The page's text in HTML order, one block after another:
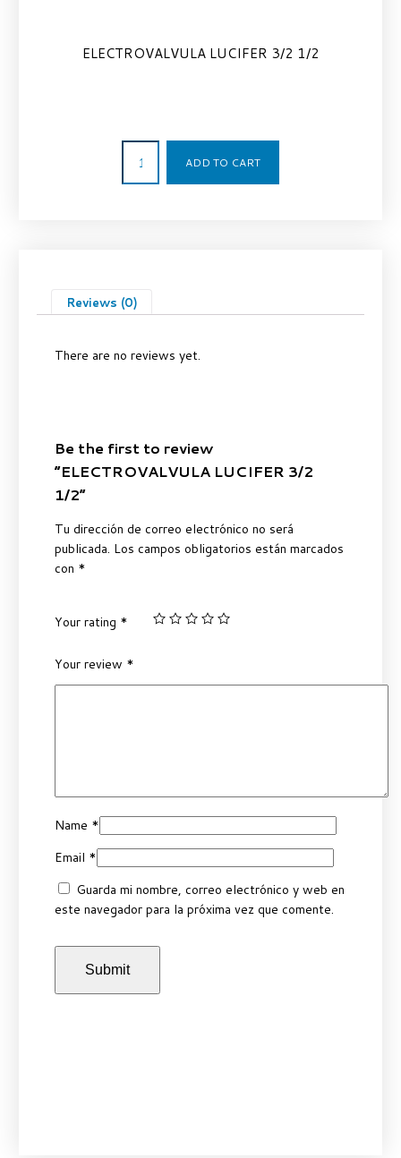
ELECTROVALVULA LUCIFER 3/2 1/2
ADD TO CART
Reviews (0)
There are no reviews yet.
Be the first to review
“ELECTROVALVULA LUCIFER 3/2
1/2”
Tu dirección de correo electrónico no será
publicada. Los campos obligatorios están marcados
con *
Your rating *
Your review *
Name *
Email *
Guarda mi nombre, correo electrónico y web en
este navegador para la próxima vez que comente.